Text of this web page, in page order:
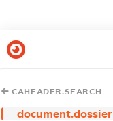
CAHEADER.SEARCH
document.dossier